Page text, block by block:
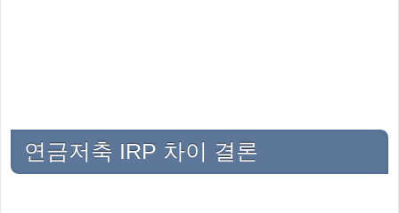
연금저축 IRP 차이 결론